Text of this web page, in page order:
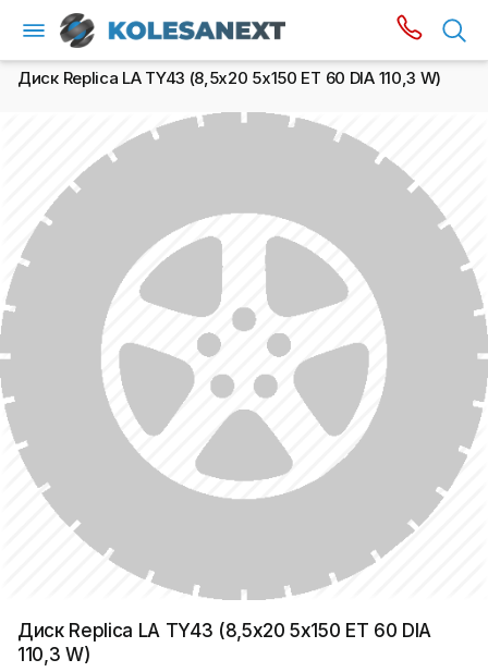
Диск Replica LA TY43 (8,5х20 5x150 ET 60 DIA 110,3 W)
Диск Replica LA TY43 (8,5х20 5x150 ET 60 DIA
110,3 W)